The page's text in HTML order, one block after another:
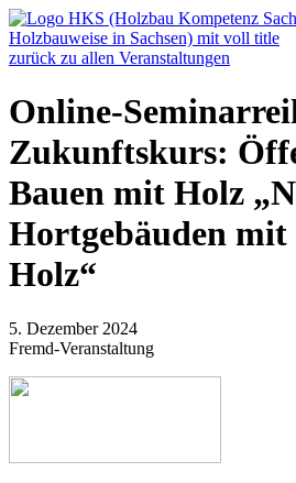
Zum
Inhalt
springen
zurück zu allen Veranstaltungen
Online-
Zukunftskurs:
Bauen mit Holz
Hortgebäuden
Holz“
5. Dezember 2024
Fremd-Veranstaltung